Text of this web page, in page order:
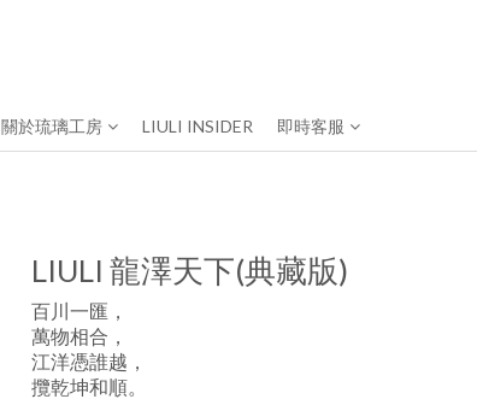
關於琉璃工房 LIULI INSIDER 即時客服
LIULI 龍澤天下(典藏版)
百川一匯，
萬物相合，
江洋憑誰越，
攬乾坤和順。